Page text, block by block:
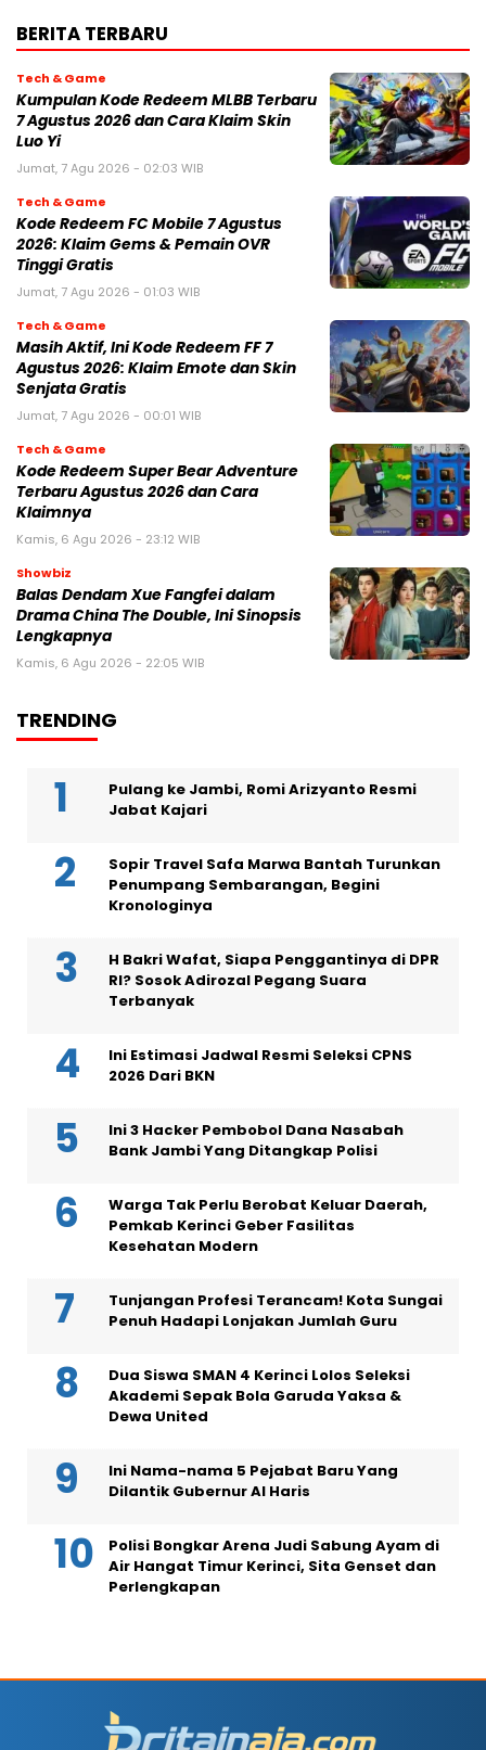
BERITA TERBARU
Tech & Game
Kumpulan Kode Redeem MLBB Terbaru
7 Agustus 2026 dan Cara Klaim Skin
Luo Yi
Jumat, 7 Agu 2026 - 02:03 WIB
Tech & Game
Kode Redeem FC Mobile 7 Agustus
2026: Klaim Gems & Pemain OVR
Tinggi Gratis
Jumat, 7 Agu 2026 - 01:03 WIB
Tech & Game
Masih Aktif, Ini Kode Redeem FF 7
Agustus 2026: Klaim Emote dan Skin
Senjata Gratis
Jumat, 7 Agu 2026 - 00:01 WIB
Tech & Game
Kode Redeem Super Bear Adventure
Terbaru Agustus 2026 dan Cara
Klaimnya
Kamis, 6 Agu 2026 - 23:12 WIB
Showbiz
Balas Dendam Xue Fangfei dalam
Drama China The Double, Ini Sinopsis
Lengkapnya
Kamis, 6 Agu 2026 - 22:05 WIB
TRENDING
Pulang ke Jambi, Romi Arizyanto Resmi
Jabat Kajari
Sopir Travel Safa Marwa Bantah Turunkan
Penumpang Sembarangan, Begini
Kronologinya
H Bakri Wafat, Siapa Penggantinya di DPR
RI? Sosok Adirozal Pegang Suara
Terbanyak
Ini Estimasi Jadwal Resmi Seleksi CPNS
2026 Dari BKN
Ini 3 Hacker Pembobol Dana Nasabah
Bank Jambi Yang Ditangkap Polisi
Warga Tak Perlu Berobat Keluar Daerah,
Pemkab Kerinci Geber Fasilitas
Kesehatan Modern
Tunjangan Profesi Terancam! Kota Sungai
Penuh Hadapi Lonjakan Jumlah Guru
Dua Siswa SMAN 4 Kerinci Lolos Seleksi
Akademi Sepak Bola Garuda Yaksa &
Dewa United
Ini Nama-nama 5 Pejabat Baru Yang
Dilantik Gubernur Al Haris
Polisi Bongkar Arena Judi Sabung Ayam di
Air Hangat Timur Kerinci, Sita Genset dan
Perlengkapan